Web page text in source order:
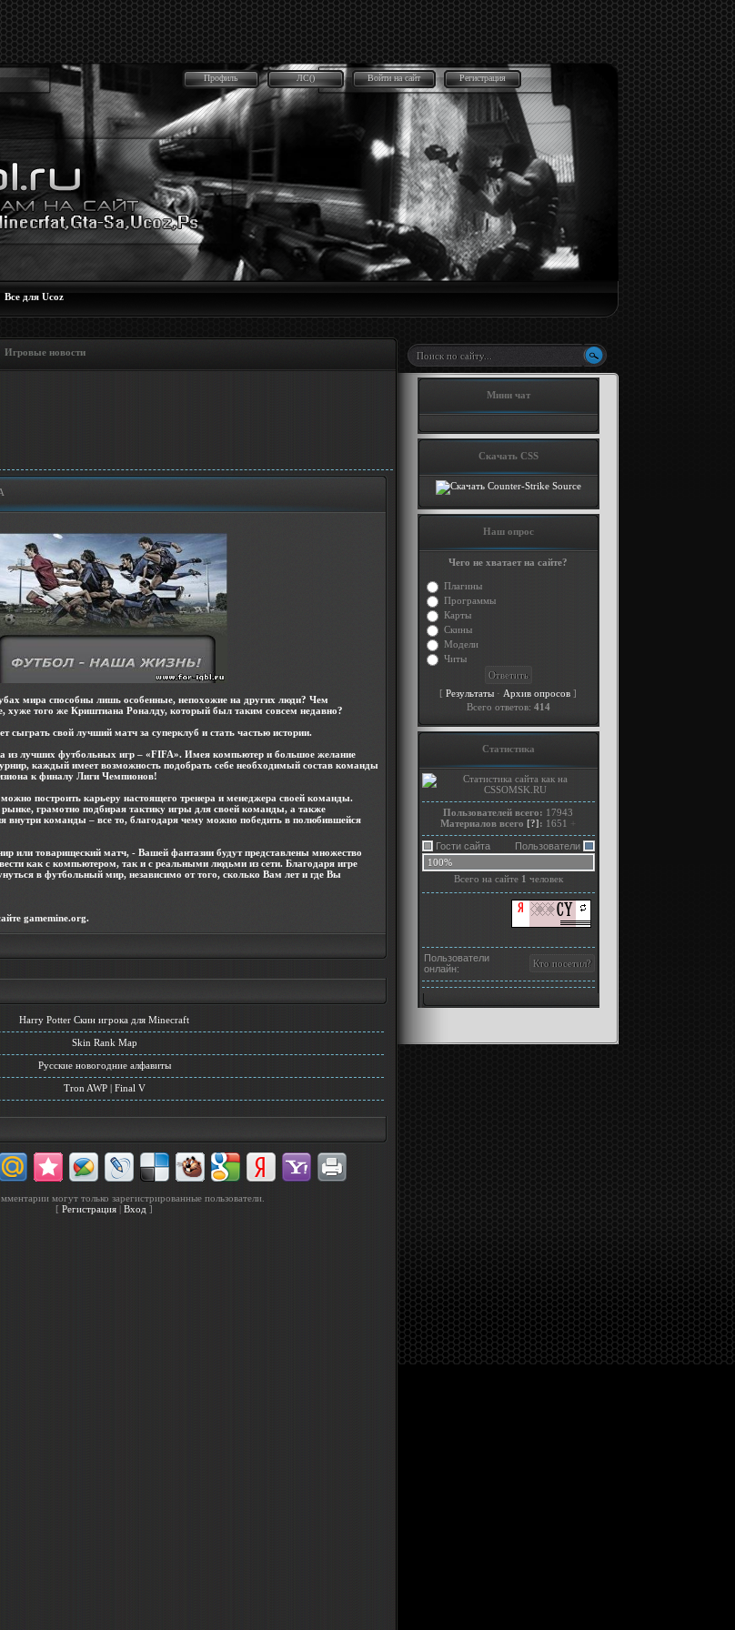
Профиль ЛС() Войти на сайт Регистрация
Все для Ucoz
новости
мира способны лишь особенные, непохожие на других люди? Чем
того же Криштиана Роналду, который был таким совсем недавно?
сыграть свой лучший матч за суперклуб и стать частью истории.
из лучших футбольных игр – «FIFA». Имея компьютер и большое желание
каждый имеет возможность подобрать себе необходимый состав команды
к финалу Лиги Чемпионов!
построить карьеру настоящего тренера и менеджера своей команды.
грамотно подбирая тактику игры для своей команды, а также
внутри команды – все то, благодаря чему можно победить в полюбившейся
или товарищеский матч, - Вашей фантазии будут представлены множество
как с компьютером, так и с реальными людьми из сети. Благодаря игре
в футбольный мир, независимо от того, сколько Вам лет и где Вы
gamemine.org.
Harry Potter Скин игрока для Minecraft
Skin Rank Map
Русские новогодние алфавиты
Tron AWP | Final V
могут только зарегистрированные пользователи.
[ Регистрация | Вход ]
Мини чат
Скачать CSS
Наш опрос
Чего не хватает на сайте?
Плагины
Программы
Карты
Скины
Модели
Читы
[ Результаты · Архив опросов ]
Всего ответов: 414
Статистика
Пользователей всего: 17943
Материалов всего [?]: 1651 +
Гости сайта
Пользователи
100%
Всего на сайте 1 человек
Пользователи
онлайн: